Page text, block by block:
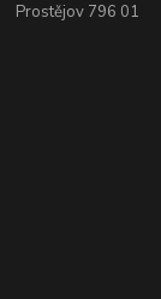
Prostějov 796 01